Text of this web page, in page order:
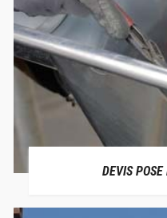
DEVIS